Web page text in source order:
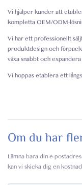
Vi hjälper kunder att
kompletta OEM/ODM-
Vi har ett professionellt
produktdesign och
växa snabbt och
Vi hoppas etablera ett
Om du har
Lämna bara din e-
kan vi skicka dig en